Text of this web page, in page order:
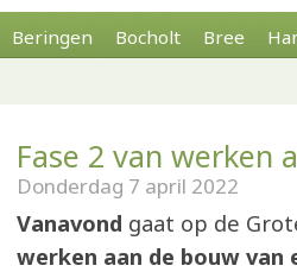
Beringen Bocholt Bree
Fase 2 van werken
Donderdag 7 april 2022
Vanavond gaat op de
werken aan de bouw van